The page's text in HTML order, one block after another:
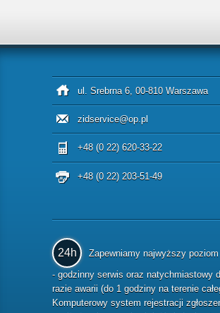
ul. Srebrna 6, 00-810 Warszawa
zidservice@op.pl
+48 (0 22) 620-33-22
+48 (0 22) 203-51-49
24h
Zapewniamy najwyższy poziom
- godzinny serwis oraz natychmiastowy
razie awarii (do 1 godziny na terenie
Komputerowy system rejestracji